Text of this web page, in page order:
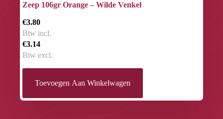
Zeep 106gr Orange – Wilde Venkel
€3.80
Btw incl.
€3.14
Btw excl.
Toevoegen Aan Winkelwagen